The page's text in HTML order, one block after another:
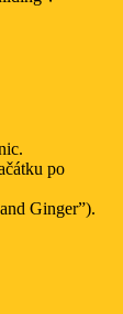
po
Ginger”).